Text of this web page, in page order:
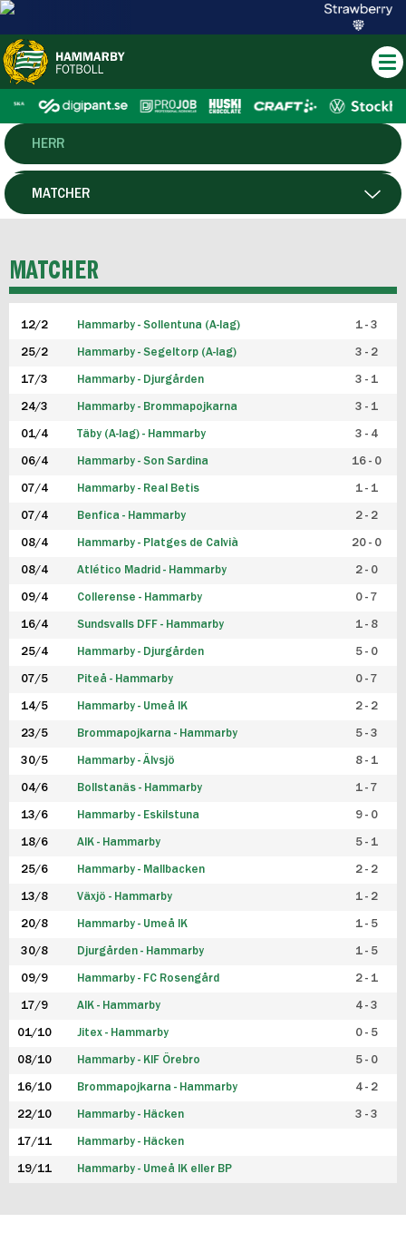
HERR
DAM
P19
F19
FUTSAL HERR
FUTSAL DAM
MATCHER
MATCHER
12/2 Hammarby - Sollentuna (A-lag) 1 - 3
25/2 Hammarby - Segeltorp (A-lag) 3 - 2
17/3 Hammarby - Djurgården 3 - 1
24/3 Hammarby - Brommapojkarna 3 - 1
01/4 Täby (A-lag) - Hammarby 3 - 4
06/4 Hammarby - Son Sardina 16 - 0
07/4 Hammarby - Real Betis 1 - 1
07/4 Benfica - Hammarby 2 - 2
08/4 Hammarby - Platges de Calvià 20 - 0
08/4 Atlético Madrid - Hammarby 2 - 0
09/4 Collerense - Hammarby 0 - 7
16/4 Sundsvalls DFF - Hammarby 1 - 8
25/4 Hammarby - Djurgården 5 - 0
07/5 Piteå - Hammarby 0 - 7
14/5 Hammarby - Umeå IK 2 - 2
23/5 Brommapojkarna - Hammarby 5 - 3
30/5 Hammarby - Älvsjö 8 - 1
04/6 Bollstanäs - Hammarby 1 - 7
13/6 Hammarby - Eskilstuna 9 - 0
18/6 AIK - Hammarby 5 - 1
25/6 Hammarby - Mallbacken 2 - 2
13/8 Växjö - Hammarby 1 - 2
20/8 Hammarby - Umeå IK 1 - 5
30/8 Djurgården - Hammarby 1 - 5
09/9 Hammarby - FC Rosengård 2 - 1
17/9 AIK - Hammarby 4 - 3
01/10 Jitex - Hammarby 0 - 5
08/10 Hammarby - KIF Örebro 5 - 0
16/10 Brommapojkarna - Hammarby 4 - 2
22/10 Hammarby - Häcken 3 - 3
17/11 Hammarby - Häcken
19/11 Hammarby - Umeå IK eller BP